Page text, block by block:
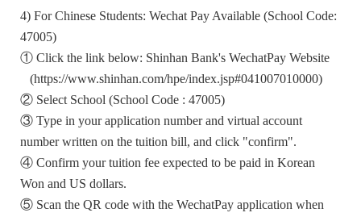
4) For Chinese Students: Wechat Pay Available (School Code:
47005)
① Click the link below: Shinhan Bank's WechatPay Website
(https://www.shinhan.com/hpe/index.jsp#041007010000)
② Select School (School Code : 47005)
③ Type in your application number and virtual account
number written on the tuition bill, and click "confirm".
④ Confirm your tuition fee expected to be paid in Korean
Won and US dollars.
⑤ Scan the QR code with the WechatPay application when